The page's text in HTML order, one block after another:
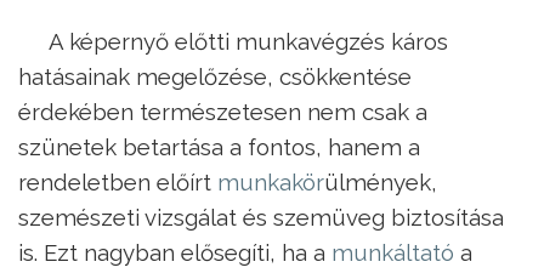
A képernyő előtti munkavégzés káros
hatásainak megelőzése, csökkentése
érdekében természetesen nem csak a
szünetek betartása a fontos, hanem a
rendeletben előírt munkakörülmények,
szemészeti vizsgálat és szemüveg biztosítása
is. Ezt nagyban elősegíti, ha a munkáltató a